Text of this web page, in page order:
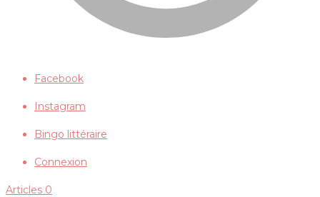
Facebook
Instagram
Bingo littéraire
Connexion
Articles 0